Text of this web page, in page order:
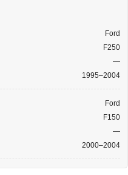
Ford
F250
—
1995–2004
Ford
F150
—
2000–2004